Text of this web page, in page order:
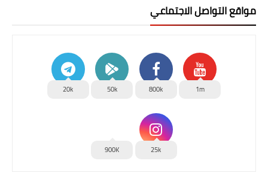
مواقع التواصل الاجتماعي
1m
800k
50k
20k
25k
900K